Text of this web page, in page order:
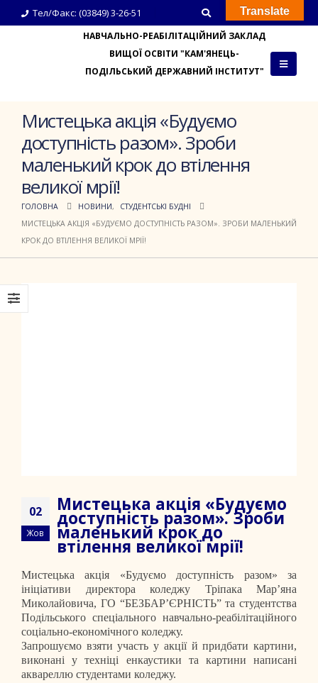
Тел/Факс: (03849) 3-26-51
НАВЧАЛЬНО-РЕАБІЛІТАЦІЙНИЙ ЗАКЛАД
ВИЩОЇ ОСВІТИ "КАМ'ЯНЕЦЬ-
ПОДІЛЬСЬКИЙ ДЕРЖАВНИЙ ІНСТИТУТ"
Мистецька акція «Будуємо
доступність разом». Зроби
маленький крок до втілення
великої мрії!
ГОЛОВНА НОВИНИ,
СТУДЕНТСЬКІ БУДНІ
МИСТЕЦЬКА АКЦІЯ «БУДУЄМО ДОСТУПНІСТЬ РАЗОМ». ЗРОБИ МАЛЕНЬКИЙ
КРОК ДО ВТІЛЕННЯ ВЕЛИКОЇ МРІЇ!
02
Жов
Мистецька акція «Будуємо
доступність разом». Зроби
маленький крок до
втілення великої мрії!
Мистецька акція «Будуємо доступність разом» за
ініціативи директора коледжу Тріпака Мар’яна
Миколайовича, ГО “БЕЗБАРʼЄРНІСТЬ” та студентства
Подільського спеціального навчально-реабілітаційного
соціально-економічного коледжу.
Запрошуємо взяти участь у акції й придбати картини,
виконані у техніці енкаустики та картини написані
аквареллю студентами коледжу.
Translate